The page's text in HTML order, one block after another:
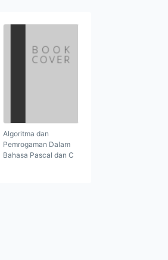
Algoritma dan
Pemrogaman Dalam
Bahasa Pascal dan C